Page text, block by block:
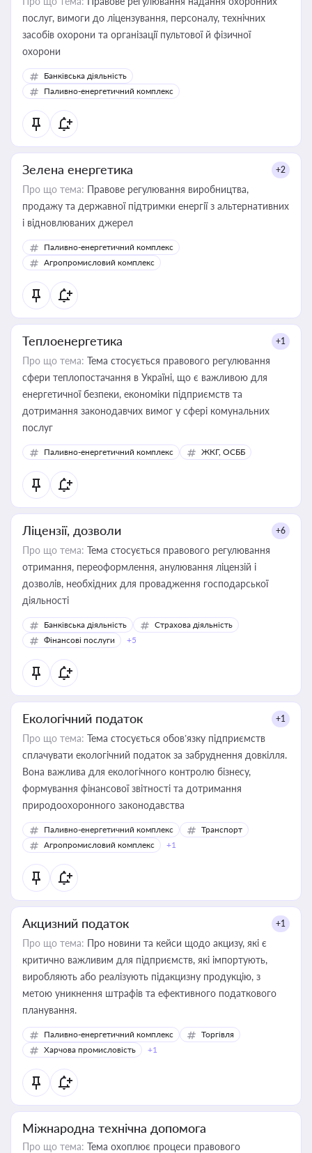
послуг, вимоги до ліцензування, персоналу, технічних
засобів охорони та організації пультової й фізичної
охорони
Банківська діяльність
Паливно-енергетичний комплекс
Зелена енергетика +2
Про що тема: Правове регулювання виробництва,
продажу та державної підтримки енергії з альтернативних
і відновлюваних джерел
Паливно-енергетичний комплекс
Агропромисловий комплекс
Теплоенергетика +1
Про що тема: Тема стосується правового регулювання
сфери теплопостачання в Україні, що є важливою для
енергетичної безпеки, економіки підприємств та
дотримання законодавчих вимог у сфері комунальних
послуг
Паливно-енергетичний комплекс ЖКГ, ОСББ
Ліцензії, дозволи +6
Про що тема: Тема стосується правового регулювання
отримання, переоформлення, анулювання ліцензій і
дозволів, необхідних для провадження господарської
діяльності
Банківська діяльність
Страхова діяльність
Фінансові послуги
+5
Екологічний податок +1
Про що тема: Тема стосується обов’язку підприємств
сплачувати екологічний податок за забруднення довкілля.
Вона важлива для екологічного контролю бізнесу,
формування фінансової звітності та дотримання
природоохоронного законодавства
Паливно-енергетичний комплекс
Транспорт
Агропромисловий комплекс
+1
Акцизний податок +1
Про що тема: Про новини та кейси щодо акцизу, які є
критично важливим для підприємств, які імпортують,
виробляють або реалізують підакцизну продукцію, з
метою уникнення штрафів та ефективного податкового
планування.
Паливно-енергетичний комплекс
Торгівля
Харчова промисловість
+1
Міжнародна технічна допомога
Про що тема: Тема охоплює процеси правового